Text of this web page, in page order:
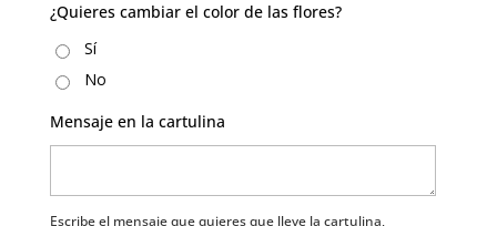
¿Quieres cambiar el color de las flores?
Sí
No
Mensaje en la cartulina
Escribe el mensaje que quieres que lleve la cartulina,